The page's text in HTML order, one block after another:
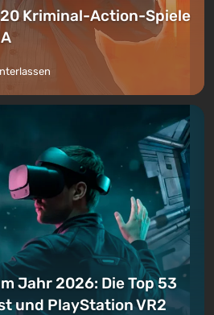
Kriminal-Action-Spiele
Jahr 2026: Die Top 53
und PlayStation VR2